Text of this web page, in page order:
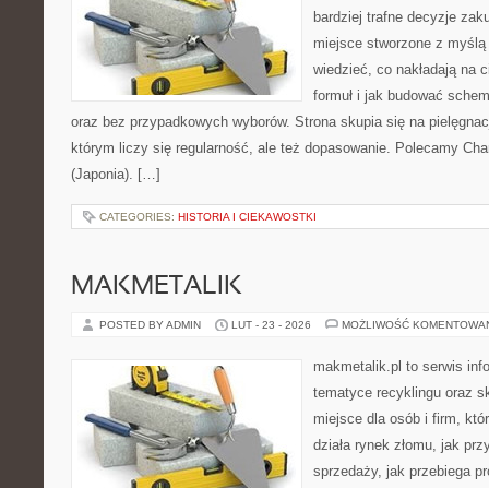
bardziej trafne decyzje
miejsce stworzone z
wiedzieć, co nakładają na
formuł i jak budować
oraz bez przypadkowych wyborów. Strona skupia się na
którym liczy się regularność, ale też dopasowanie. Polecamy
(Japonia). […]
CATEGORIES: HISTORIA I CIEKAWOSTKI
MAKMETALIK
POSTED BY ADMIN LUT - 23 - 2026 MOŻLIWOŚĆ
makmetalik.pl to serwis
tematyce recyklingu oraz
miejsce dla osób i firm,
działa rynek złomu, jak
sprzedaży, jak przebiega